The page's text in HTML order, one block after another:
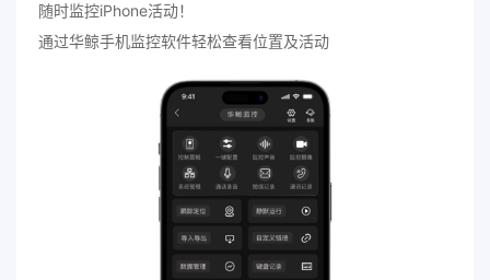
随时监控iPhone活动！
通过华鲸手机监控软件轻松查看位置及活动